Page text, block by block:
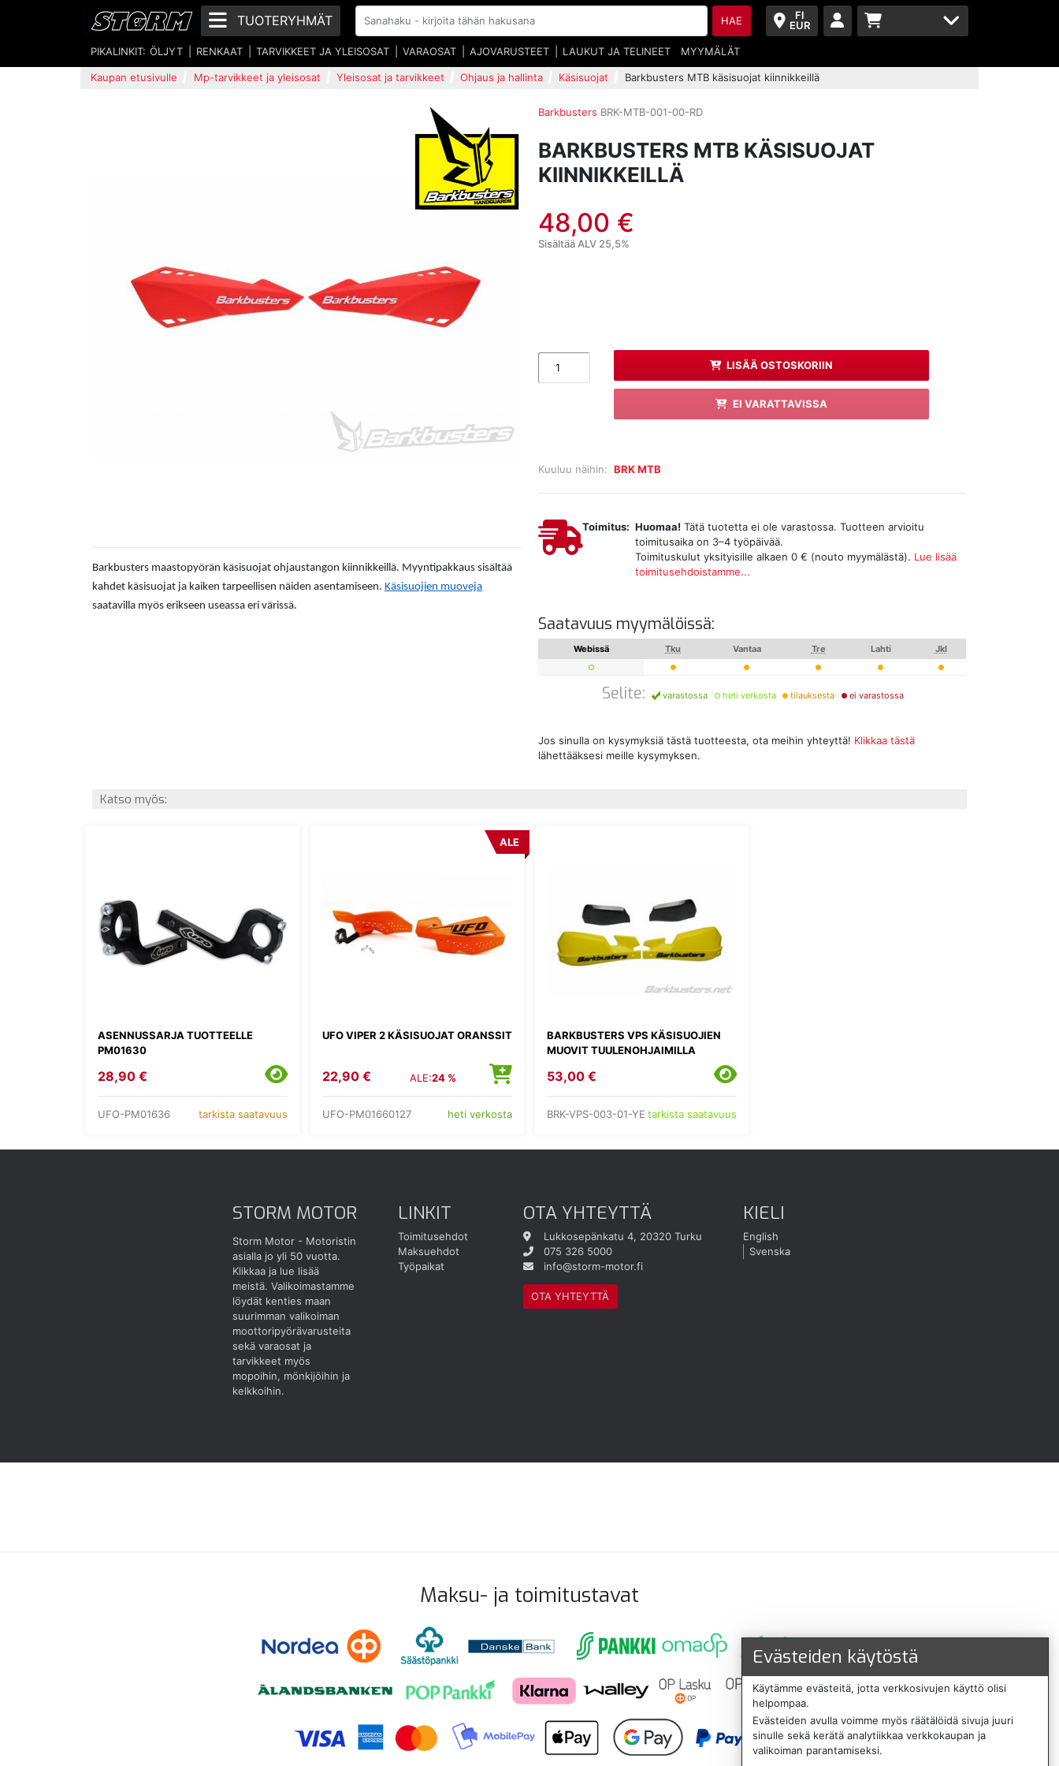
FI
EUR
TUOTERYHMÄT HAE
PIKALINKIT: ÖLJYT RENKAAT TARVIKKEET JA YLEISOSAT VARAOSAT AJOVARUSTEET LAUKUT JA TELINEET MYYMÄLÄT
Kaupan etusivulle Mp-tarvikkeet ja yleisosat Yleisosat ja tarvikkeet Ohjaus ja hallinta Käsisuojat Barkbusters MTB käsisuojat kiinnikkeillä
Barkbusters BRK-MTB-001-00-RD
BARKBUSTERS MTB KÄSISUOJAT
KIINNIKKEILLÄ
48,00 €
Sisältää ALV 25,5%
LISÄÄ OSTOSKORIIN
EI VARATTAVISSA
Kuuluu näihin: BRK MTB
Toimitus: Huomaa! Tätä tuotetta ei ole varastossa. Tuotteen arvioitu
toimitusaika on 3–4 työpäivää.
Toimituskulut yksityisille alkaen 0 € (nouto myymälästä). Lue lisää
toimitusehdoistamme...
Saatavuus myymälöissä:
Webissä Tku Vantaa Tre Lahti Jkl
Selite: varastossa heti verkosta tilauksesta ei varastossa
Jos sinulla on kysymyksiä tästä tuotteesta, ota meihin yhteyttä! Klikkaa tästä
lähettääksesi meille kysymyksen.
Barkbusters maastopyörän käsisuojat ohjaustangon kiinnikkeillä. Myyntipakkaus sisältää
kahdet käsisuojat ja kaiken tarpeellisen näiden asentamiseen. Käsisuojien muoveja
saatavilla myös erikseen useassa eri värissä.
Katso myös:
ASENNUSSARJA TUOTTEELLE
PM01630
28,90 €
UFO-PM01636 tarkista saatavuus
UFO VIPER 2 KÄSISUOJAT ORANSSIT
ALE
22,90 € ALE:24 %
UFO-PM01660127 heti verkosta
BARKBUSTERS VPS KÄSISUOJIEN
MUOVIT TUULENOHJAIMILLA
53,00 €
BRK-VPS-003-01-YE tarkista saatavuus
STORM MOTOR
Storm Motor - Motoristin
asialla jo yli 50 vuotta.
Klikkaa ja lue lisää
meistä. Valikoimastamme
löydät kenties maan
suurimman valikoiman
moottoripyörävarusteita
sekä varaosat ja
tarvikkeet myös
mopoihin, mönkijöihin ja
kelkkoihin.
LINKIT
Toimitusehdot
Maksuehdot
Työpaikat
OTA YHTEYTTÄ
Lukkosepänkatu 4, 20320 Turku
075 326 5000
info@storm-motor.fi
OTA YHTEYTTÄ
KIELI
English
Svenska
Maksu- ja toimitustavat
Evästeiden käytöstä
Käytämme evästeitä, jotta verkkosivujen käyttö olisi
helpompaa.
Evästeiden avulla voimme myös räätälöidä sivuja juuri
sinulle sekä kerätä analytiikkaa verkkokaupan ja
valikoiman parantamiseksi.